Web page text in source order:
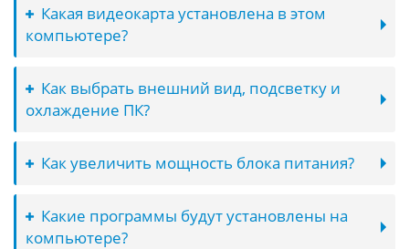
Какая видеокарта установлена в этом
компьютере?
Как выбрать внешний вид, подсветку и
охлаждение ПК?
Как увеличить мощность блока питания?
Какие программы будут установлены на
компьютере?